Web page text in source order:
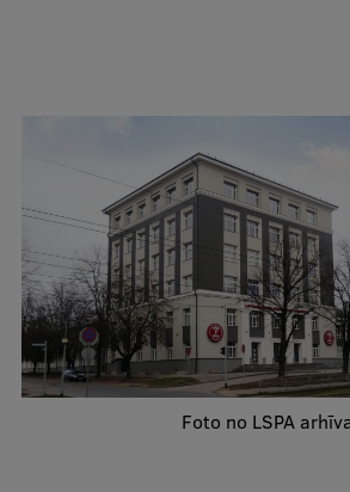
Mūsu cilvēki
Stratēģija
Struktūra
Vēsture un tradīcijas
Identitāte
Foto no LSPA